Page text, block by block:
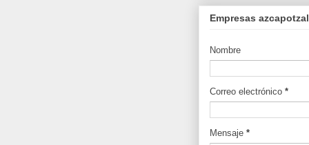
Empresas
Nombre
Correo electrónico *
Mensaje *